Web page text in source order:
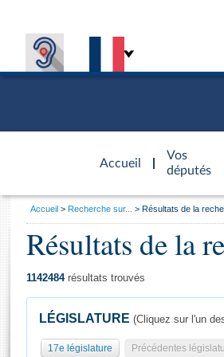
Accueil
d'accueil
Vos
députés
Général
Vous
Accueil Recherche sur... Résultats de la
Résultats de la
1142484résultats trouvés
LÉGISLATURE (Cliquez sur l'un
17e législature Précédentes